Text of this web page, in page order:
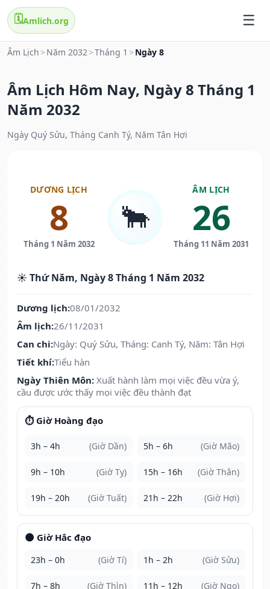
🗓️Amlich.org
Âm Lịch > Năm 2032>Tháng 1 > Ngày 8
Âm Lịch Hôm Nay, Ngày 8 Tháng 1
Năm 2032
Ngày Quý Sửu, Tháng Canh Tý, Năm Tân Hợi
DƯƠNG LỊCH
8
Tháng 1 Năm 2032
🐂
ÂM LỊCH
26
Tháng 11 Năm 2031
☀️ Thứ Năm, Ngày 8 Tháng 1 Năm 2032
Dương lịch:08/01/2032
Âm lịch:26/11/2031
Can chi:Ngày: Quý Sửu, Tháng: Canh Tý, Năm: Tân Hợi
Tiết khí:Tiểu hàn
Ngày Thiên Môn: Xuất hành làm mọi việc đều vừa ý,
cầu được ước thấy mọi việc đều thành đạt
⏱️ Giờ Hoàng đạo
3h – 4h (Giờ Dần) 5h – 6h (Giờ Mão)
9h – 10h (Giờ Tỵ) 15h – 16h (Giờ Thân)
19h – 20h (Giờ Tuất) 21h – 22h (Giờ Hợi)
🌑 Giờ Hắc đạo
23h – 0h (Giờ Tí) 1h – 2h (Giờ Sửu)
7h – 8h (Giờ Thìn) 11h – 12h (Giờ Ngọ)